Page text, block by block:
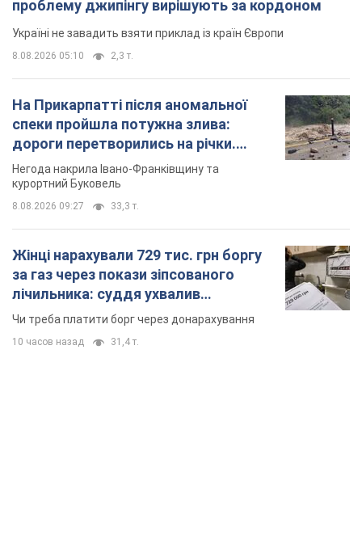
проблему джипінгу вирішують за кордоном
Україні не завадить взяти приклад із країн Європи
8.08.2026 05:10 2,3 т.
На Прикарпатті після аномальної
спеки пройшла потужна злива:
дороги перетворились на річки.
Відео
Негода накрила Івано-Франківщину та
курортний Буковель
8.08.2026 09:27 33,3 т.
Жінці нарахували 729 тис. грн боргу
за газ через покази зіпсованого
лічильника: суддя ухвалив
неочікуване рішення
Чи треба платити борг через донарахування
10 часов назад 31,4 т.